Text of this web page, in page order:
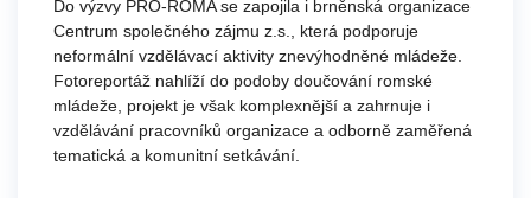
Do výzvy PRO-ROMA se zapojila i brněnská organizace
Centrum společného zájmu z.s., která podporuje
neformální vzdělávací aktivity znevýhodněné mládeže.
Fotoreportáž nahlíží do podoby doučování romské
mládeže, projekt je však komplexnější a zahrnuje i
vzdělávání pracovníků organizace a odborně zaměřená
tematická a komunitní setkávání.